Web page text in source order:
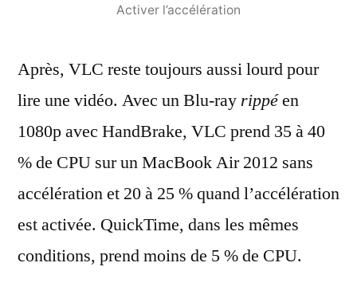
Activer l’accélération
Après, VLC reste toujours aussi lourd pour
lire une vidéo. Avec un Blu-ray rippéen
1080p avec HandBrake, VLC prend 35 à 40
% de CPU sur un MacBook Air 2012 sans
accélération et 20 à 25 % quand l’accélération
est activée. QuickTime, dans les mêmes
conditions, prend moins de 5 % de CPU.